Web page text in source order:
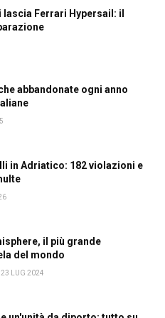
lascia Ferrari Hypersail: il
abbandonate ogni anno
in Adriatico: 182 violazioni e
il più grande
del mondo
23 LUG 2024